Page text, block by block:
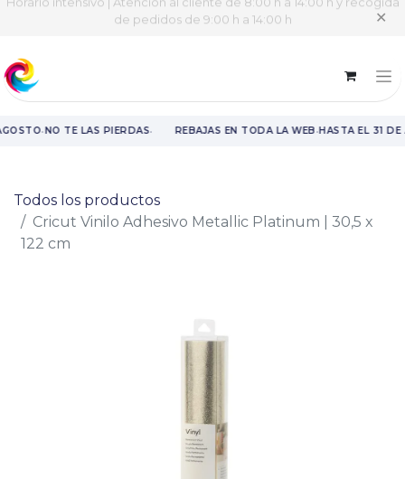
Horario intensivo | Atención al cliente de 8:00 h a 14:00 h y recogida
de pedidos de 9:00 h a 14:00 h
✕
·NO TE LAS PIERDAS· REBAJAS EN TODA LA WEB·HASTA EL 31 DE
Todos los productos
Cricut Vinilo Adhesivo Metallic Platinum | 30,5 x
122 cm